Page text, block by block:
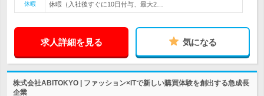
休暇
休暇（入社後すぐに10日付与、最大2…
求人詳細を見る 気になる
株式会社ABITOKYO | ファッション×ITで新しい購買体験を創出する急成長
企業